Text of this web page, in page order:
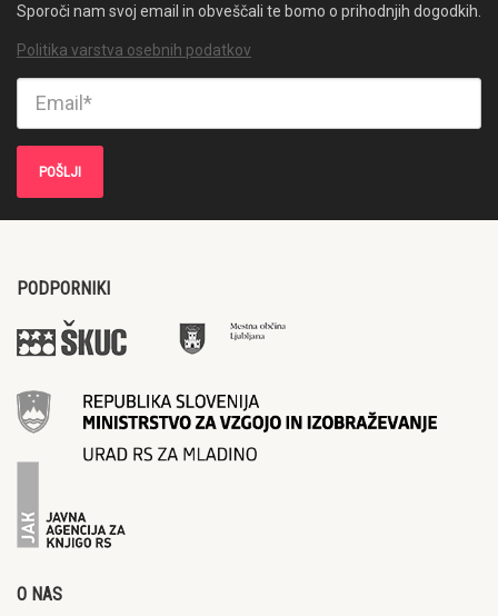
Sporoči nam svoj email in obveščali te bomo o prihodnjih dogodkih.
Politika varstva osebnih podatkov
PODPORNIKI
O NAS